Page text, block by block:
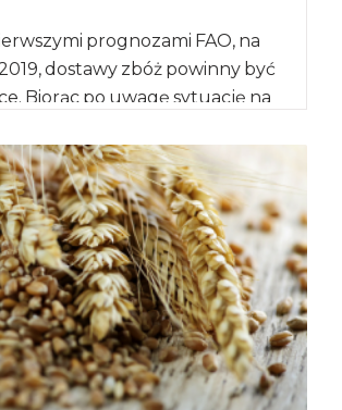
prognozami FAO, na
dostawy zbóż powinny być
Biorąc po uwagę sytuację na